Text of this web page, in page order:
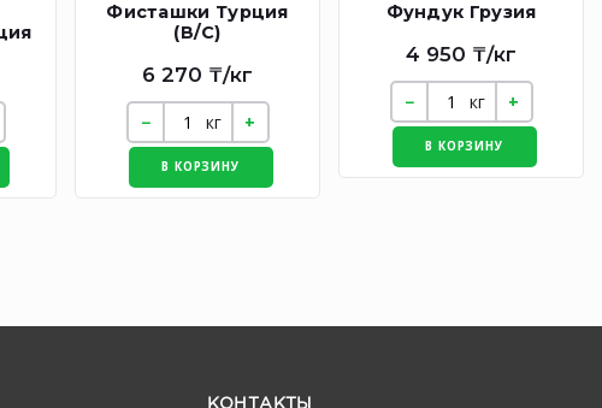
Фисташки Турция
(В/C)
6 270 ₸/кг
кг
В КОРЗИНУ
Фундук Грузия
4 950 ₸/кг
кг
В КОРЗИНУ
КОНТАКТЫ